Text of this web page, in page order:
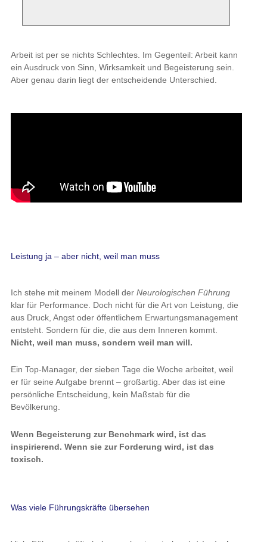
Arbeit ist per se nichts Schlechtes. Im Gegenteil: Arbeit kann
ein Ausdruck von Sinn, Wirksamkeit und Begeisterung sein.
Aber genau darin liegt der entscheidende Unterschied.
Leistung ja – aber nicht, weil man muss
Ich stehe mit meinem Modell der Neurologischen Führung
klar für Performance. Doch nicht für die Art von Leistung, die
aus Druck, Angst oder öffentlichem Erwartungsmanagement
entsteht. Sondern für die, die aus dem Inneren kommt.
Nicht, weil man muss, sondern weil man will.
Ein Top-Manager, der sieben Tage die Woche arbeitet, weil
er für seine Aufgabe brennt – großartig. Aber das ist eine
persönliche Entscheidung, kein Maßstab für die
Bevölkerung.
Wenn Begeisterung zur Benchmark wird, ist das
inspirierend. Wenn sie zur Forderung wird, ist das
toxisch.
Was viele Führungskräfte übersehen